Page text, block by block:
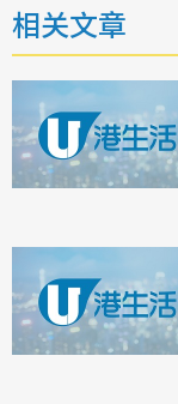
相关文章